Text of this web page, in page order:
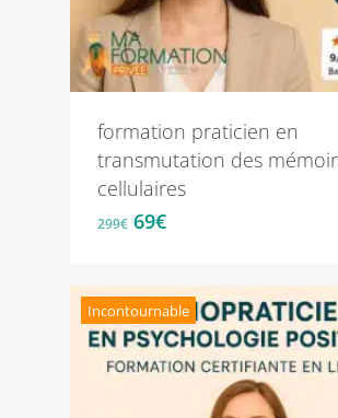
formation praticien en
transmutation des
cellulaires
299€ Le
était :
299€.
69€Le
est :
69€.
Incontournable